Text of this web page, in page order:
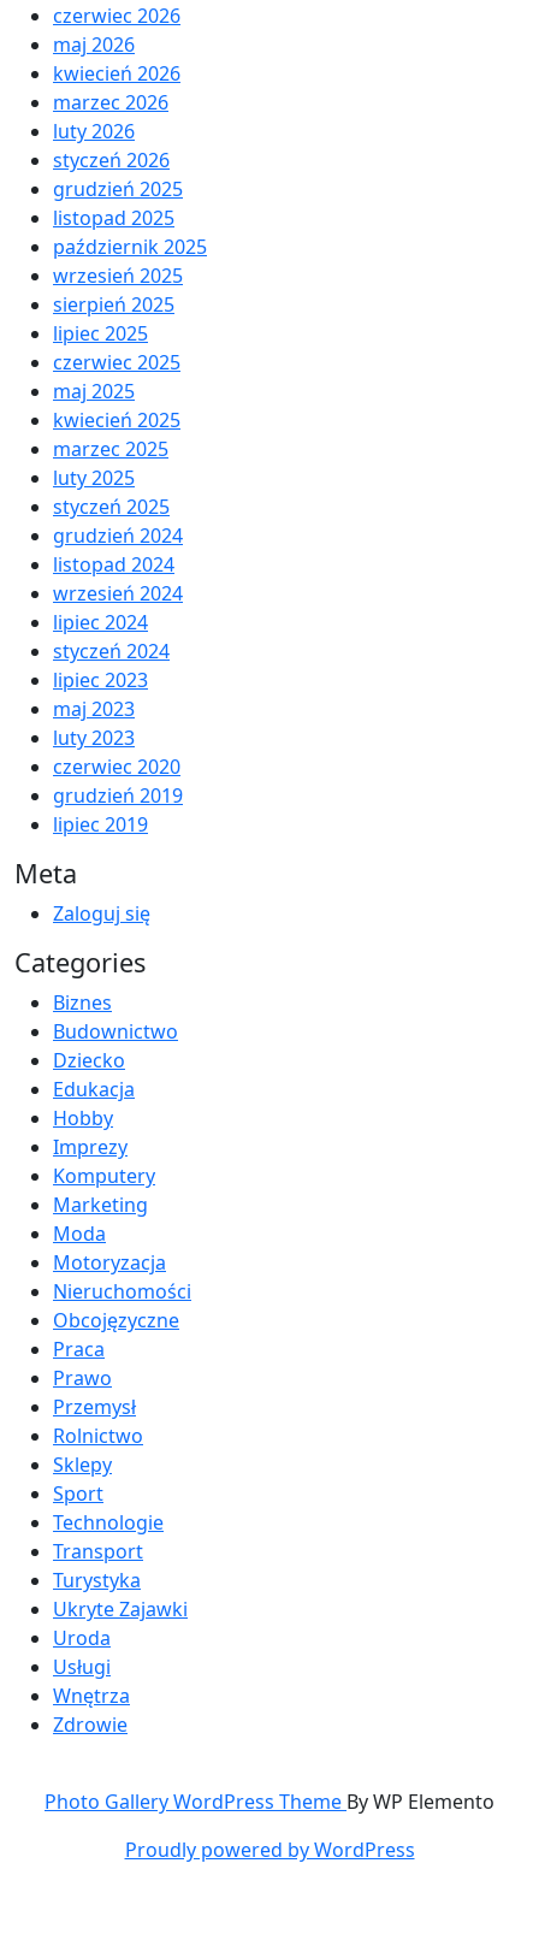
czerwiec 2026
maj 2026
kwiecień 2026
marzec 2026
luty 2026
styczeń 2026
grudzień 2025
listopad 2025
październik 2025
wrzesień 2025
sierpień 2025
lipiec 2025
czerwiec 2025
maj 2025
kwiecień 2025
marzec 2025
luty 2025
styczeń 2025
grudzień 2024
listopad 2024
wrzesień 2024
lipiec 2024
styczeń 2024
lipiec 2023
maj 2023
luty 2023
czerwiec 2020
grudzień 2019
lipiec 2019
Meta
Zaloguj się
Categories
Biznes
Budownictwo
Dziecko
Edukacja
Hobby
Imprezy
Komputery
Marketing
Moda
Motoryzacja
Nieruchomości
Obcojęzyczne
Praca
Prawo
Przemysł
Rolnictwo
Sklepy
Sport
Technologie
Transport
Turystyka
Ukryte Zajawki
Uroda
Usługi
Wnętrza
Zdrowie
Photo Gallery WordPress Theme By WP Elemento
Proudly powered by WordPress